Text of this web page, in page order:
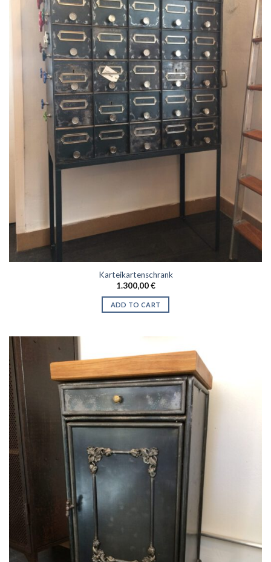
Karteikartenschrank
1.300,00€
ADD TO CART